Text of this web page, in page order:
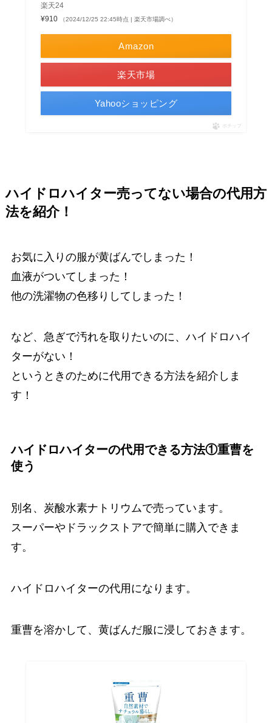
楽天24
¥910
（2024/12/25 22:45時点 | 楽天市場調べ）
Amazon
楽天市場
Yahooショッピング
ポチップ
ハイドロハイター売ってない場合の代用方
法を紹介！
お気に入りの服が黄ばんでしまった！
血液がついてしまった！
他の洗濯物の色移りしてしまった！
など、急ぎで汚れを取りたいのに、ハイドロハイ
ターがない！
というときのために代用できる方法を紹介しま
す！
ハイドロハイターの代用できる方法①重曹を
使う
別名、炭酸水素ナトリウムで売っています。
スーパーやドラックストアで簡単に購入できま
す。
ハイドロハイターの代用になります。
重曹を溶かして、黄ばんだ服に浸しておきます。